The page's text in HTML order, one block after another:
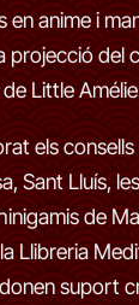
en anime i
del
Little
els
Sant Lluís,
de
Llibreria
suport